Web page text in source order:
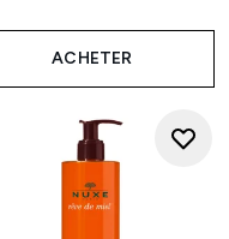
ACHETER